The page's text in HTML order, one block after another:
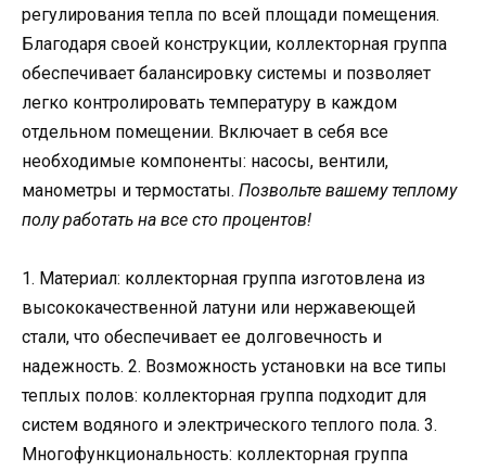
регулирования тепла по всей площади помещения.
Благодаря своей конструкции, коллекторная группа
обеспечивает балансировку системы и позволяет
легко контролировать температуру в каждом
отдельном помещении. Включает в себя все
необходимые компоненты: насосы, вентили,
манометры и термостаты. Позвольте вашему теплому
полу работать на все сто процентов!
1. Материал: коллекторная группа изготовлена из
высококачественной латуни или нержавеющей
стали, что обеспечивает ее долговечность и
надежность. 2. Возможность установки на все типы
теплых полов: коллекторная группа подходит для
систем водяного и электрического теплого пола. 3.
Многофункциональность: коллекторная группа